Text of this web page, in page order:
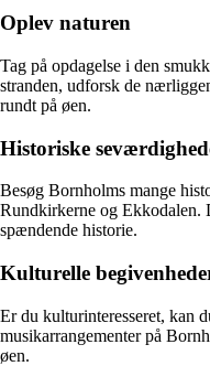
Oplev naturen
Tag på opdagelse i den
stranden, udforsk de
rundt på øen.
Historiske
Besøg Bornholms mange
Rundkirkerne og Ekkodalen.
spændende historie.
Kulturelle
Er du kulturinteresseret, kan
musikarrangementer på
øen.